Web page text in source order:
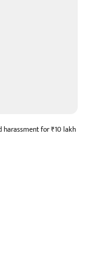
for ₹10 lakh